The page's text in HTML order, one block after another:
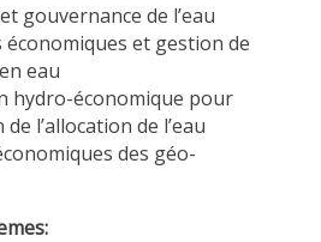
gouvernance de l’eau
et gestion de
eau
hydro-économique pour
l’allocation de l’eau
des géo-